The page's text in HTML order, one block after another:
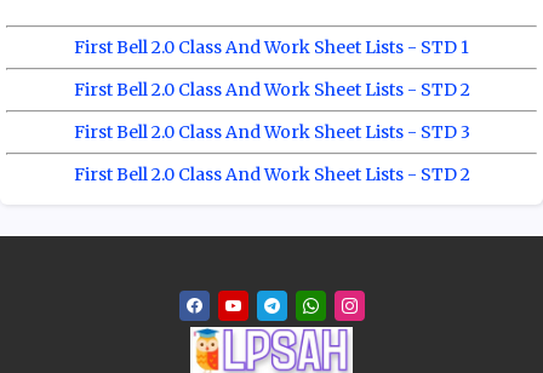
First Bell 2.0 Class And Work Sheet Lists - STD 1
First Bell 2.0 Class And Work Sheet Lists - STD 2
First Bell 2.0 Class And Work Sheet Lists - STD 3
First Bell 2.0 Class And Work Sheet Lists - STD 2